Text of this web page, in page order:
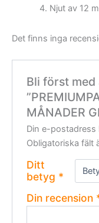
Njut av 12
Det finns inga
Bli först
MÅNADER
Din e-postadress
Obligatoriska fält
Ditt
betyg *
Din recension